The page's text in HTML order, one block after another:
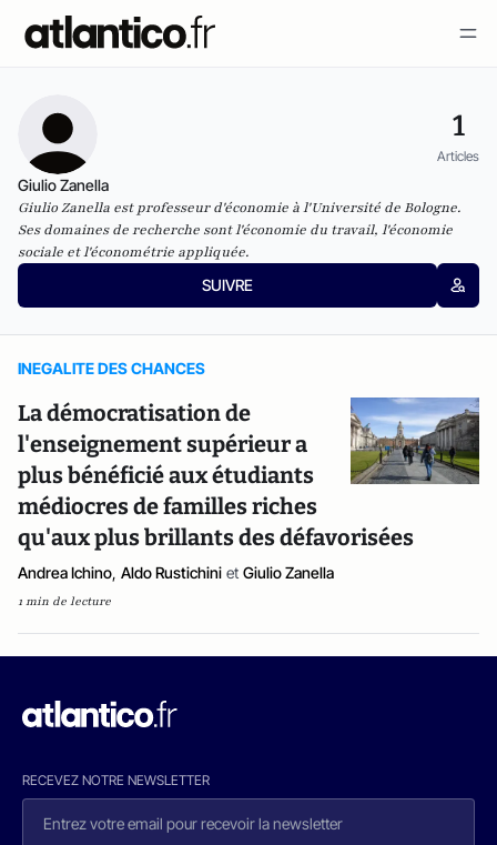
1
Articles
Giulio Zanella
Giulio Zanella est professeur d'économie à l'Université de Bologne.
Ses domaines de recherche sont l'économie du travail, l'économie
sociale et l'économétrie appliquée.
SUIVRE
INEGALITE DES CHANCES
La démocratisation de
l'enseignement supérieur a
plus bénéficié aux étudiants
médiocres de familles riches
qu'aux plus brillants des défavorisées
Andrea Ichino, Aldo Rustichini et Giulio Zanella
1 min de lecture
RECEVEZ NOTRE NEWSLETTER